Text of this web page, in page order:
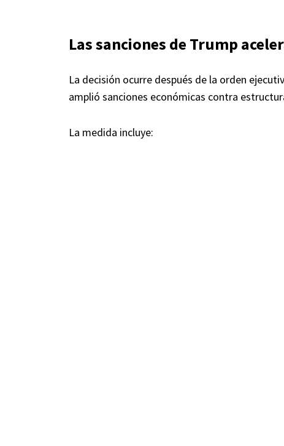
Las sanciones de Trump
La decisión ocurre después de la orden
amplió sanciones económicas contra
La medida incluye: